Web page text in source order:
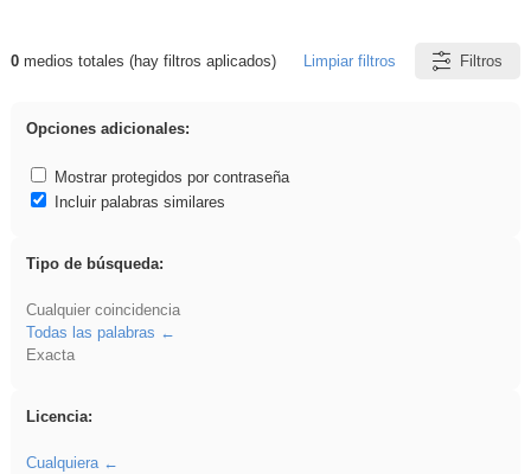
Resultados de: Arquitectura
0medios totales (hay filtros aplicados) Limpiar filtros Filtros
Opciones adicionales:
Mostrar protegidos por contraseña
Incluir palabras similares
Tipo de búsqueda:
Cualquier coincidencia
Todas las palabras
Exacta
Licencia:
Cualquiera